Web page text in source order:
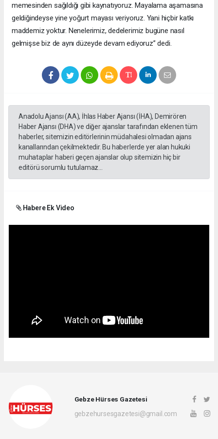
memesinden sağıldığı gibi kaynatıyoruz. Mayalama aşamasına
geldiğindeyse yine yoğurt mayası veriyoruz. Yani hiçbir katkı
maddemiz yoktur. Nenelerimiz, dedelerimiz bugüne nasıl
gelmişse biz de aynı düzeyde devam ediyoruz” dedi.
Anadolu Ajansı (AA), İhlas Haber Ajansı (İHA), Demirören
Haber Ajansı (DHA) ve diğer ajanslar tarafından eklenen tüm
haberler, sitemizin editörlerinin müdahalesi olmadan ajans
kanallarından çekilmektedir. Bu haberlerde yer alan hukuki
muhataplar haberi geçen ajanslar olup sitemizin hiç bir
editörü sorumlu tutulamaz...
Habere Ek Video
Gebze Hürses Gazetesi
gebzehursesgazetesi@gmail.com